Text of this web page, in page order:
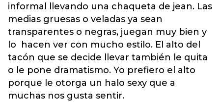
informal llevando una chaqueta de jean. Las
medias gruesas o veladas ya sean
transparentes o negras, juegan muy bien y
lo hacen ver con mucho estilo. El alto del
tacón que se decide llevar también le quita
o le pone dramatismo. Yo prefiero el alto
porque le otorga un halo sexy que a
muchas nos gusta sentir.